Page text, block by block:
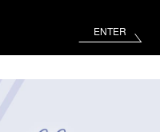
ENTER